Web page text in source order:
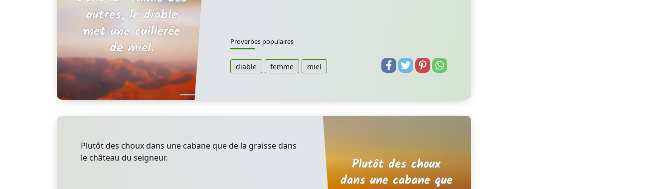
Proverbes populaires
diable femme miel
Plutôt des choux dans une cabane que de la graisse dans
le château du seigneur.